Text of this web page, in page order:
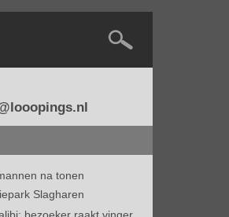
na tonen
Slagharen